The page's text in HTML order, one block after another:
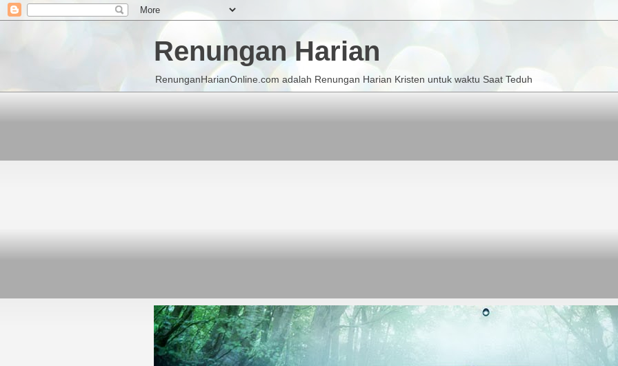
Renungan Harian
RenunganHarianOnline.com adalah Renungan Harian Kristen untuk waktu Saat Teduh